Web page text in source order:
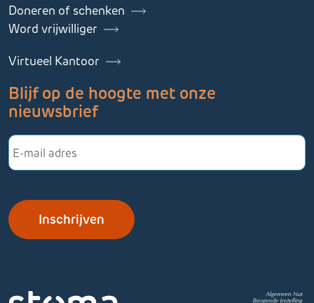
Doneren of schenken
Word vrijwilliger
Virtueel Kantoor
Blijf op de hoogte met onze
nieuwsbrief
E-
mailadres